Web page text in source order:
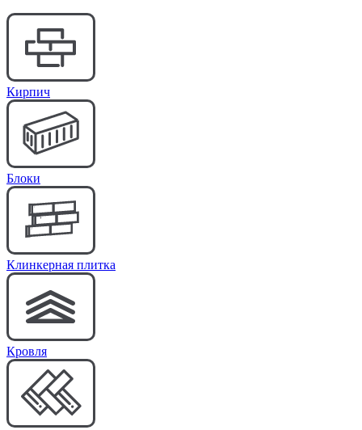
Кирпич
Блоки
Клинкерная плитка
Кровля